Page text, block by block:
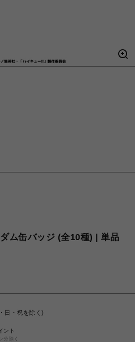
ム缶バッジ (全10種) | 単品
日・祝を除く)
ント
分除く